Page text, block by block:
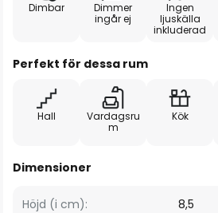
Dimbar
Dimmer
ingår ej
Ingen
ljuskälla
inkluderad
Perfekt för dessa rum
Hall
Vardagsru
m
Kök
Dimensioner
Höjd (i cm): 8,5